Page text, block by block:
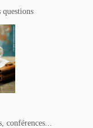
conférences...